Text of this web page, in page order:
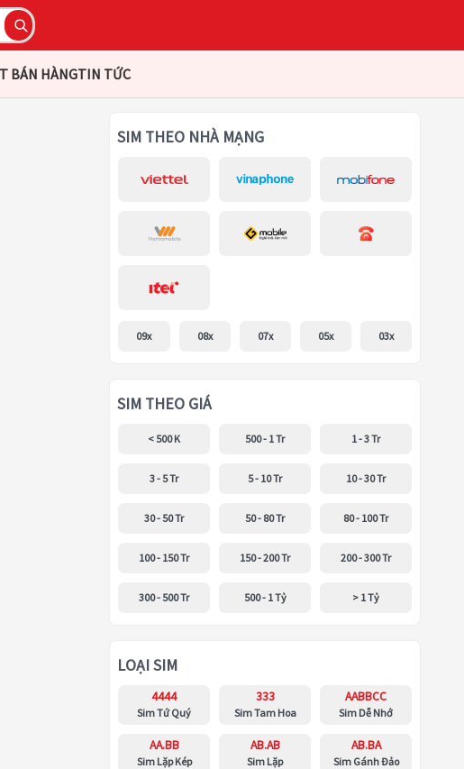
BÁN HÀNGTIN TỨC
SIM THEO NHÀ MẠNG
09x 08x 07x 05x 03x
SIM THEO GIÁ
< 500 K 500 - 1 Tr 1 - 3 Tr
3 - 5 Tr 5 - 10 Tr 10 - 30 Tr
30 - 50 Tr 50 - 80 Tr 80 - 100 Tr
100 - 150 Tr 150 - 200 Tr 200 - 300 Tr
300 - 500 Tr 500 - 1 Tỷ > 1 Tỷ
LOẠI SIM
4444
Sim Tứ Quý
333
Sim Tam Hoa
AABBCC
Sim Dễ Nhớ
AA.BB
Sim Lặp Kép
AB.AB
Sim Lặp
AB.BA
Sim Gánh Đảo